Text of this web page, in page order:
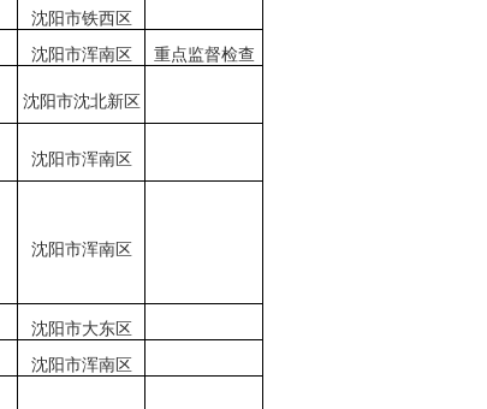
沈阳市铁西区
沈阳市浑南区 重点监督检查
沈阳市沈北新区
沈阳市浑南区
沈阳市浑南区
沈阳市大东区
沈阳市浑南区